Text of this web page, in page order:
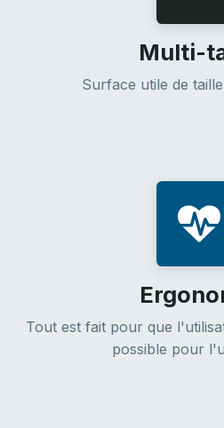
Multi-
Surface utile de
Tout est fait pour que
possible pour